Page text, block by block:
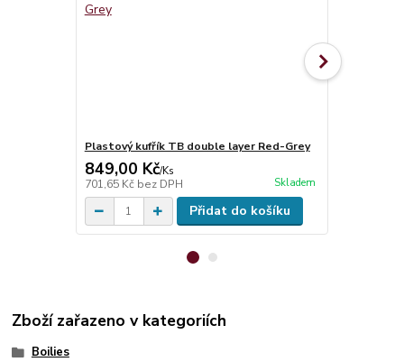
Plastový kufřík TB double layer Red-Grey
849,00 Kč/Ks
701,65 Kč bez DPH Skladem
Přidat do košíku
Zboží zařazeno v kategoriích
Boilies